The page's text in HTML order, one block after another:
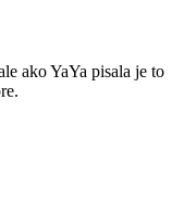
ako YaYa pisala je to